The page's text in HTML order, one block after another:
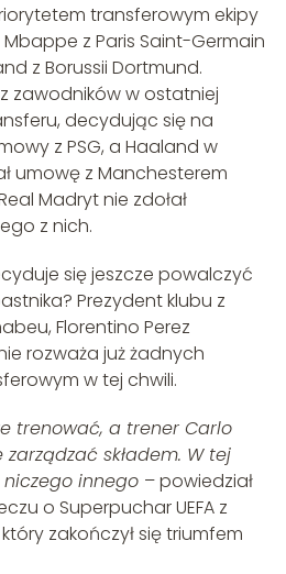
transferowym ekipy
Mbappe z Paris Saint-Germain
z Borussii Dortmund.
zawodników w ostatniej
decydując się na
z PSG, a Haaland w
umowę z Manchesterem
Madryt nie zdołał
z nich.
się jeszcze powalczyć
Prezydent klubu z
Florentino Perez
rozważa już żadnych
w tej chwili.
trenować, a trener Carlo
składem. W tej
innego – powiedział
o Superpuchar UEFA z
zakończył się triumfem